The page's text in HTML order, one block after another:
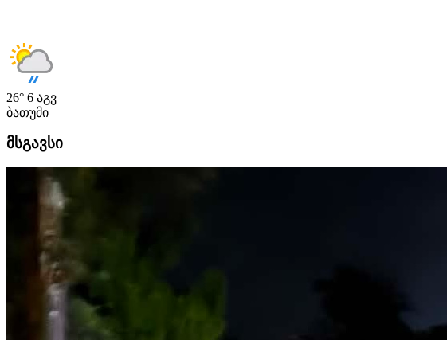
26° 6 აგვ
ბათუმი
მსგავსი